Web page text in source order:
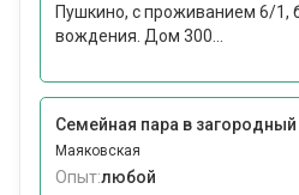
Пушкино, с проживанием 6/1,
вождения. Дом 300...
Семейная пара в
Маяковская
Опыт:любой